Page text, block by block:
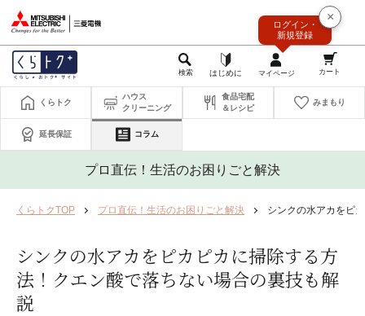
×
ログイン・
新規登録
くらトク
ハウス
クリーニング
食品宅配
＆レシピ
みまもり
延長保証 コラム
プロ直伝！生活のお困りごと解決
くらトクTOP プロ直伝！生活のお困りごと解決 シンクの水アカをピ
シンクの水アカをピカピカに掃除する方
法！クエン酸で落ちない場合の裏技も解
説